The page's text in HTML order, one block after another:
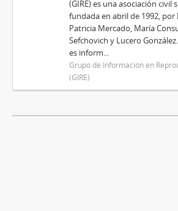
(GIRE) es una asociación civil
fundada en abril de 1992, por
Patricia Mercado, María
Sefchovich y Lucero
es inform...
Grupo de Información en
(GIRE)